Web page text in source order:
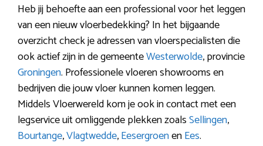
Heb jij behoefte aan een professional voor het leggen
van een nieuw vloerbedekking? In het bijgaande
overzicht check je adressen van vloerspecialisten die
ook actief zijn in de gemeenteWesterwolde, provincie
Groningen. Professionele vloeren showrooms en
bedrijven die jouw vloer kunnen komen leggen.
Middels Vloerwereld kom je ook in contact met een
legservice uit omliggende plekken zoalsSellingen,
Bourtange,Vlagtwedde,EesergroenenEes.